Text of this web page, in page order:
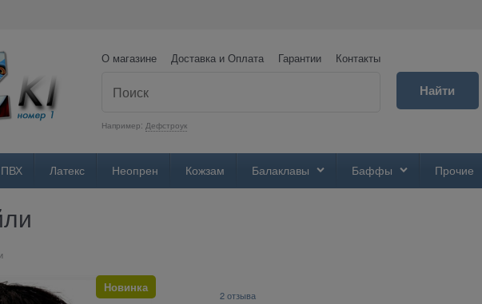
О магазине Доставка и Оплата Гарантии Контакты
Например: Дефстроук
Найти
ПВХ Латекс Неопрен Кожзам Балаклавы Баффы Прочие
Новинка
2 отзыва